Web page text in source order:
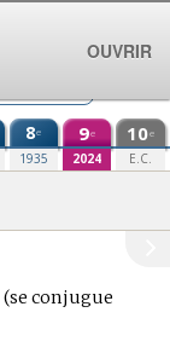
8e
1935
9e
2024
10e
E.C.
Conjugaison
(se conjugue
OUVRIR